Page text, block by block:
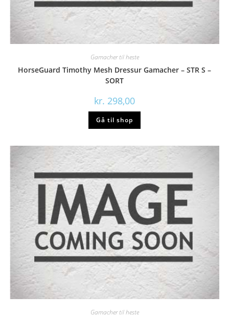
Gamacher til heste
HorseGuard Timothy Mesh Dressur Gamacher – STR S –
SORT
kr. 298,00
Gå til shop
Gamacher til heste